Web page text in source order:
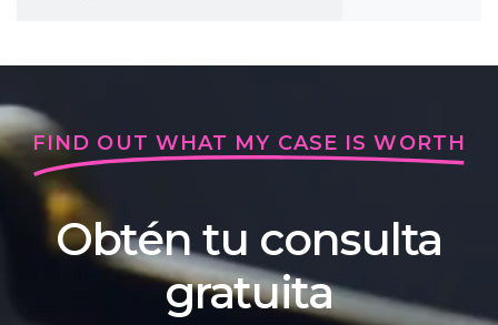
FIND OUT WHAT MY CASE IS WORTH
Obtén tu consulta
gratuita